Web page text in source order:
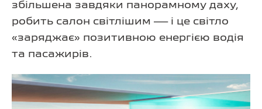
збільшена завдяки панорамному даху,
робить салон світлішим — і це світло
«заряджає» позитивною енергією водія
та пасажирів.